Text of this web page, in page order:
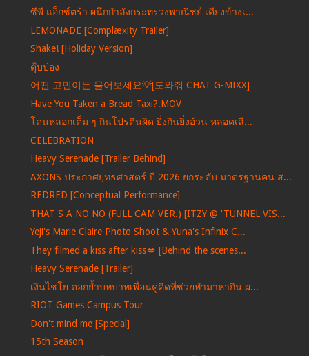
ซีพี แอ็กซ์ตร้า ผนึกกำลังกระทรวงพาณิชย์ เคียงข้างเ...
LEMONADE [Complæxity Trailer]
Shake! [Holiday Version]
ตุ๊บป่อง
어떤 고민이든 물어보세요💡[도와줘 CHAT G-MIXX]
Have You Taken a Bread Taxi?.MOV
โดนหลอกเต็ม ๆ กินโปรตีนผิด ยิ่งกินยิ่งอ้วน หลอดเลื...
CELEBRATION
Heavy Serenade [Trailer Behind]
AXONS ประกาศยุทธศาสตร์ ปี 2026 ยกระดับ มาตรฐานคน ส...
REDRED [Conceptual Performance]
THAT'S A NO NO (FULL CAM VER.) [ITZY @ 'TUNNEL VIS...
Yeji's Marie Claire Photo Shoot & Yuna's Infinix C...
They filmed a kiss after kiss💋 [Behind the scenes...
Heavy Serenade [Trailer]
เงินไชโย ตอกย้ำบทบาทเพื่อนคู่คิดที่ช่วยทำมาหากิน ผ...
RIOT Games Campus Tour
Don't mind me [Special]
15th Season